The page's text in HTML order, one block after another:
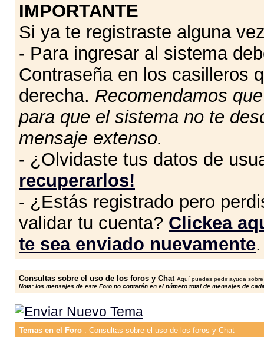
IMPORTANTE
Si ya te registraste alguna
- Para ingresar al sistema
Contraseña en los casilleros
derecha. Recomendamos
para que el sistema no te
mensaje extenso.
- ¿Olvidaste tus datos de
recuperarlos!
- ¿Estás registrado pero
validar tu cuenta? Clickea
te sea enviado nuevamente.
Consultas sobre el uso de los foros y Chat Aquí puedes pedir ayuda
Nota: los mensajes de este Foro no contarán en el número total de mensajes de
Temas en el Foro : Consultas sobre el uso de los foros y Chat